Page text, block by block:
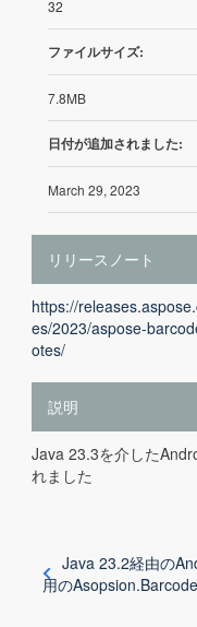
32
ファイルサイズ:
7.8MB
日付が追加されました:
March 29, 2023
リリースノート
https://
es/2023/aspose-
otes/
説明
Java 23.3を介した
れました
Java 23.2経由の
用のAsopsion.Barcode